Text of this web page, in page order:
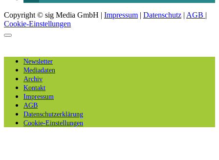
Copyright © sig Media GmbH | Impressum | Datenschutz | AGB |
Cookie-Einstellungen
Newsletter
Mediadaten
Archiv
Kontakt
Impressum
AGB
Datenschutzerklärung
Cookie-Einstellungen